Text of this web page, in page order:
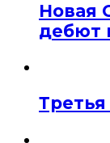
Новая
дебют